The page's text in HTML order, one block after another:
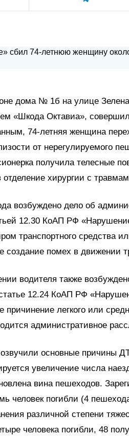
дома № 1б на улице
«Шкода Октавиа»,
74-летняя женщина
от нерегулируемого
получила телесные
отделение хирургии с
возбуждено дело об
12.30 КоАП РФ
транспортного средства
создание помех в движении
водителя также
12.24 КоАП РФ
причинение легкого или
административное
озвучили основные причины
увеличение числа
вина пешеходов.
человек погибли (4
различной степени
человека погибли, 48